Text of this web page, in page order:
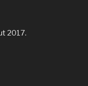
2017.